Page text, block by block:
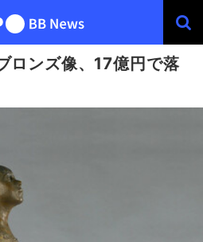
ロンズ像、17億円で落